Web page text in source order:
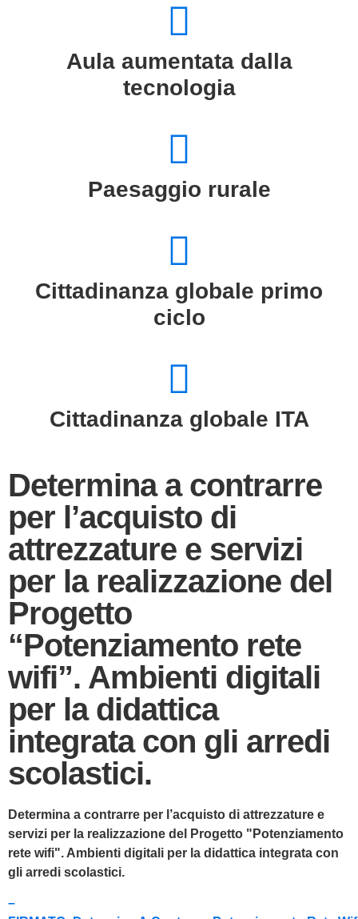
Aula aumentata dalla
tecnologia
Paesaggio rurale
Cittadinanza globale primo
ciclo
Cittadinanza globale ITA
Determina a contrarre
per l’acquisto di
attrezzature e servizi
per la realizzazione del
Progetto
“Potenziamento rete
wifi”. Ambienti digitali
per la didattica
integrata con gli arredi
scolastici.
Determina a contrarre per l’acquisto di attrezzature e
servizi per la realizzazione del Progetto "Potenziamento
rete wifi". Ambienti digitali per la didattica integrata con
gli arredi scolastici.
–